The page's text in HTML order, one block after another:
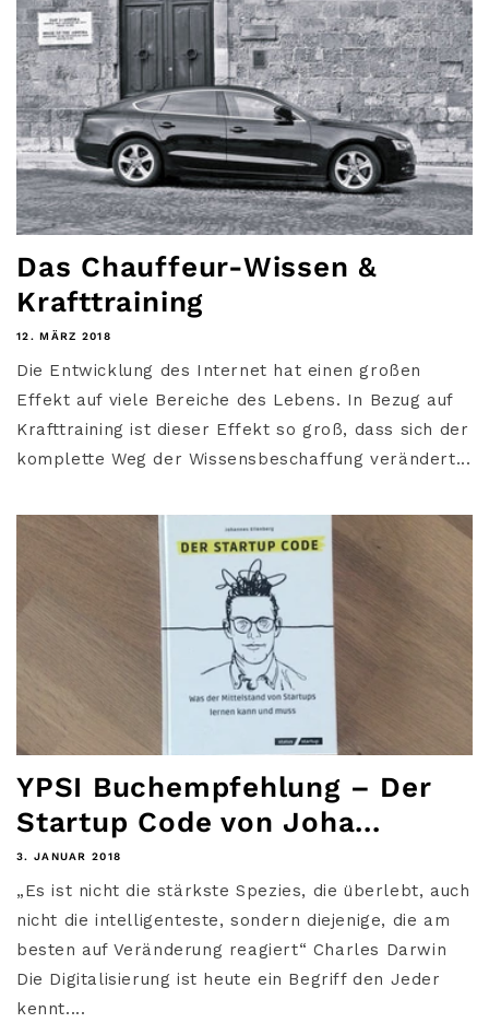
Das Chauffeur-Wissen &
Krafttraining
12. MÄRZ 2018
Die Entwicklung des Internet hat einen großen
Effekt auf viele Bereiche des Lebens. In Bezug auf
Krafttraining ist dieser Effekt so groß, dass sich der
komplette Weg der Wissensbeschaffung verändert...
YPSI Buchempfehlung – Der
Startup Code von Joha...
3. JANUAR 2018
„Es ist nicht die stärkste Spezies, die überlebt, auch
nicht die intelligenteste, sondern diejenige, die am
besten auf Veränderung reagiert“ Charles Darwin
Die Digitalisierung ist heute ein Begriff den Jeder
kennt....